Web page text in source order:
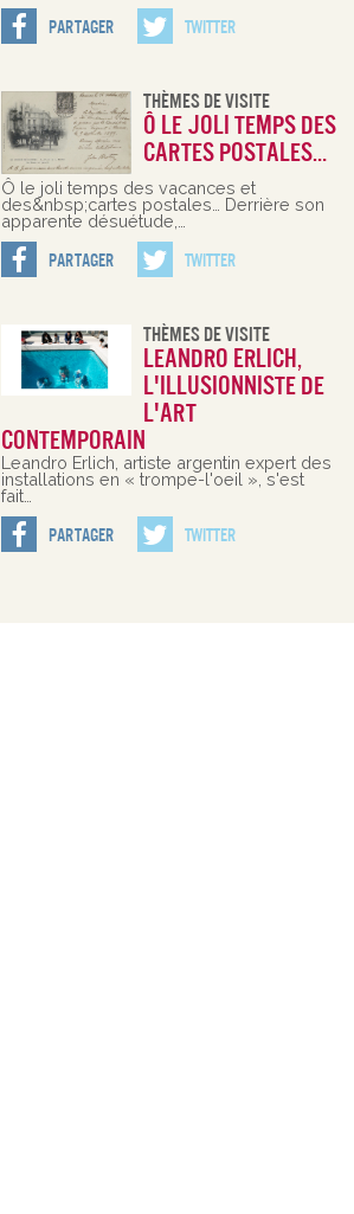
Partager Twitter
Thèmes De Visite
Ô le joli temps des
cartes postales…
Ô le joli temps des vacances et
des&nbsp;cartes postales… Derrière son
apparente désuétude,…
Partager Twitter
Thèmes De Visite
Leandro Erlich,
l'illusionniste de
l'art
contemporain
Leandro Erlich, artiste argentin expert des
installations en « trompe-l'oeil », s'est
fait…
Partager Twitter